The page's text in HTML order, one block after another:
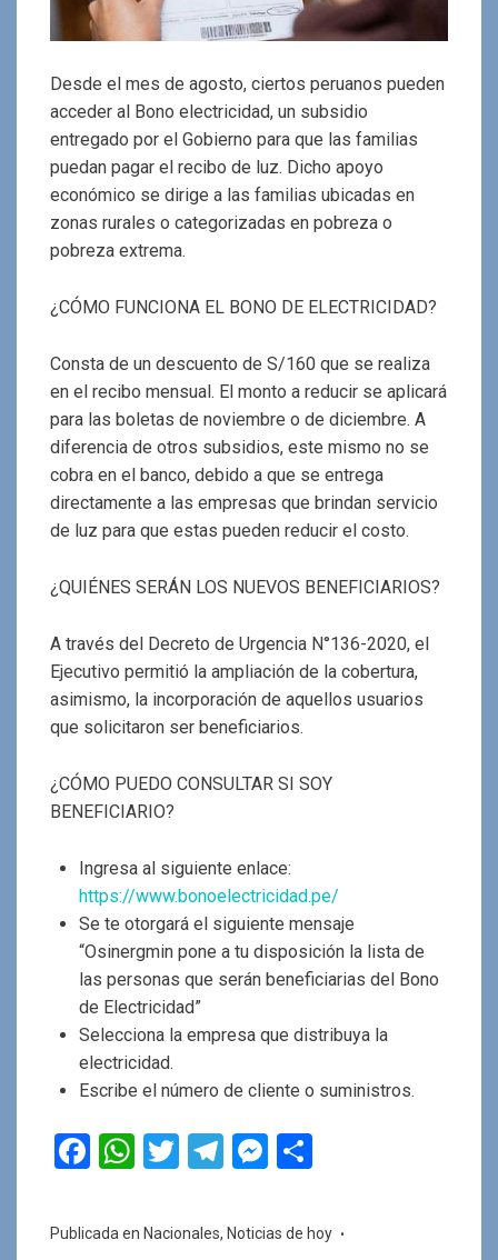
Desde el mes de agosto, ciertos peruanos pueden
acceder al Bono electricidad, un subsidio
entregado por el Gobierno para que las familias
puedan pagar el recibo de luz. Dicho apoyo
económico se dirige a las familias ubicadas en
zonas rurales o categorizadas en pobreza o
pobreza extrema.
¿CÓMO FUNCIONA EL BONO DE ELECTRICIDAD?
Consta de un descuento de S/160 que se realiza
en el recibo mensual. El monto a reducir se aplicará
para las boletas de noviembre o de diciembre. A
diferencia de otros subsidios, este mismo no se
cobra en el banco, debido a que se entrega
directamente a las empresas que brindan servicio
de luz para que estas pueden reducir el costo.
¿QUIÉNES SERÁN LOS NUEVOS BENEFICIARIOS?
A través del Decreto de Urgencia N°136-2020, el
Ejecutivo permitió la ampliación de la cobertura,
asimismo, la incorporación de aquellos usuarios
que solicitaron ser beneficiarios.
¿CÓMO PUEDO CONSULTAR SI SOY
BENEFICIARIO?
Ingresa al siguiente enlace:
https://www.bonoelectricidad.pe/
Se te otorgará el siguiente mensaje
“Osinergmin pone a tu disposición la lista de
las personas que serán beneficiarias del Bono
de Electricidad”
Selecciona la empresa que distribuya la
electricidad.
Escribe el número de cliente o suministros.
F
ce
W
at
T
tt
T
e
M
se m
Publicada en Nacionales, Noticias de hoy